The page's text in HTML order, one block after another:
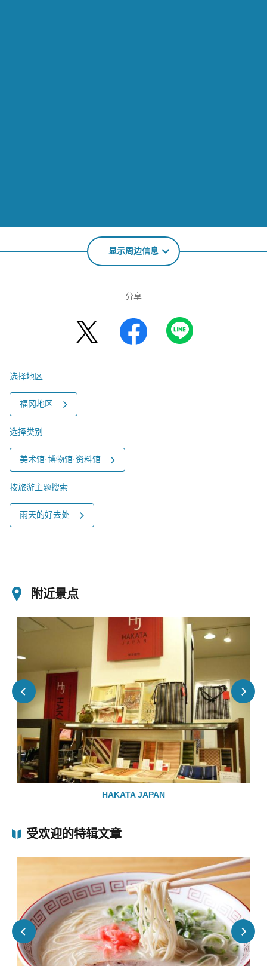
显示周边信息
分享
选择地区
福冈地区
选择类别
美术馆·博物馆·资料馆
按旅游主题搜索
雨天的好去处
附近景点
HAKATA JAPAN
受欢迎的特辑文章